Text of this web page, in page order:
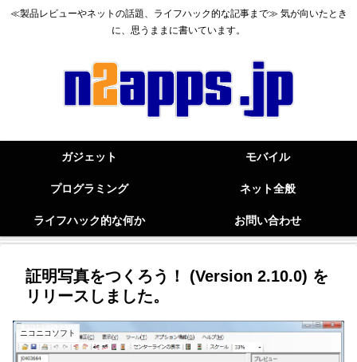
≪製品レビューやネットの話題、ライフハック的な記事まで≫ 気が向いたとき
に、思うままに書いています。
ガジェット モバイル
プログラミング ネット全般
ライフハック的な何か お問い合わせ
証明写真をつくろう！ (Version 2.10.0) を
リリースしました。
ニコニコソフト